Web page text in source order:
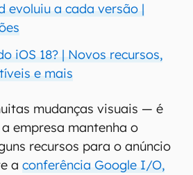
evoluiu a cada versão |
iOS 18? | Novos recursos,
e mais
mudanças visuais — é
empresa mantenha o
recursos para o anúncio
a conferência Google I/O,